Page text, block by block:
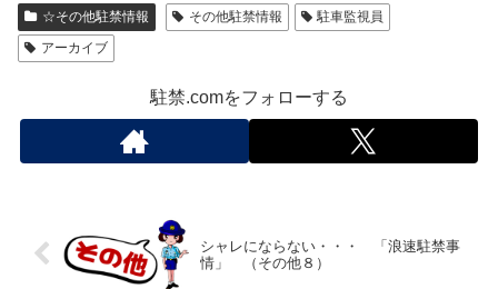
☆その他駐禁情報 その他駐禁情報
駐車監視員
アーカイブ
駐禁.comをフォローする
シャレにならない・・・ 「浪速駐禁事
情」 （その他８）